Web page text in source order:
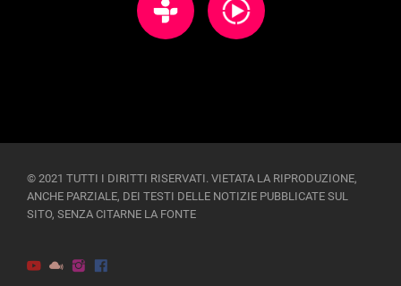
© 2021 TUTTI I DIRITTI RISERVATI. VIETATA LA RIPRODUZIONE,
ANCHE PARZIALE, DEI TESTI DELLE NOTIZIE PUBBLICATE SUL
SITO, SENZA CITARNE LA FONTE